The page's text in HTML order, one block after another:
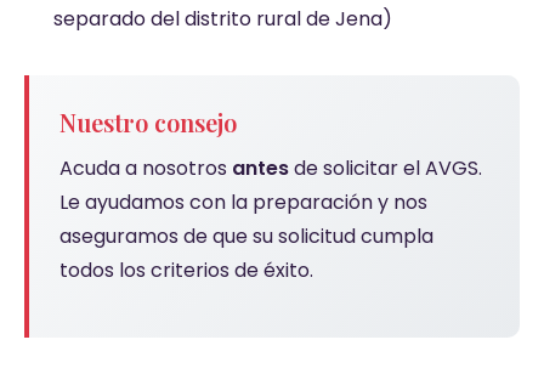
separado del distrito rural de Jena)
Nuestro consejo
Acuda a nosotros antesde solicitar el AVGS.
Le ayudamos con la preparación y nos
aseguramos de que su solicitud cumpla
todos los criterios de éxito.